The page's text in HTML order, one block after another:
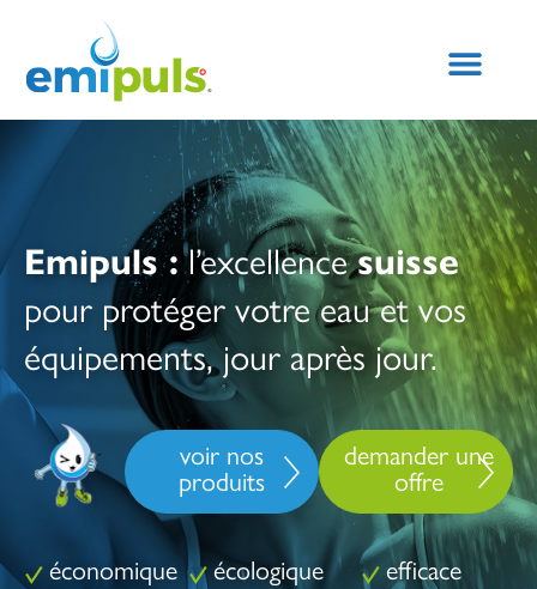
Emipuls :l’excellencesuisse
pour protéger votre eau et vos
équipements, jour après jour.
voir nos
produits
demander une
offre
économique écologique efficace